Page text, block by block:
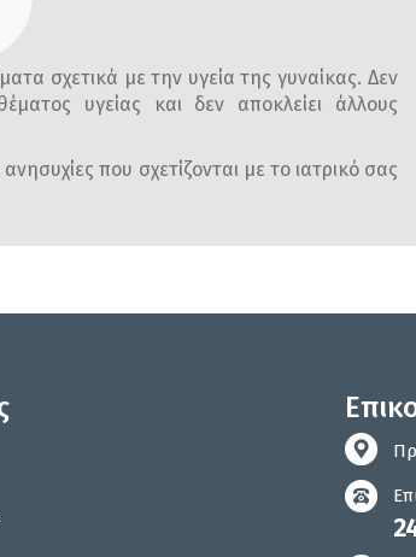
σχετικά με την υγεία της γυναίκας. Δεν
υγείας και δεν αποκλείει άλλους
που σχετίζονται με το ιατρικό σας